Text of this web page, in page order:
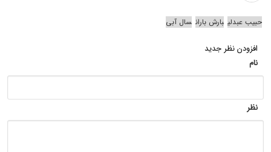
حبیب عبدلی بارش باران سال آبی
افزودن نظر جدید
نام
نظر